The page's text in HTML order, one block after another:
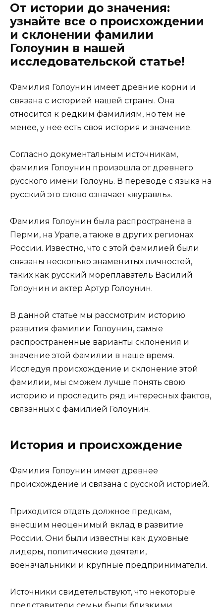
От истории до значения:
узнайте все о происхождении
и склонении фамилии
Голоунин в нашей
исследовательской статье!
Фамилия Голоунин имеет древние корни и
связана с историей нашей страны. Она
относится к редким фамилиям, но тем не
менее, у нее есть своя история и значение.
Согласно документальным источникам,
фамилия Голоунин произошла от древнего
русского имени Голоунь. В переводе с языка на
русский это слово означает «журавль».
Фамилия Голоунин была распространена в
Перми, на Урале, а также в других регионах
России. Известно, что с этой фамилией были
связаны несколько знаменитых личностей,
таких как русский мореплаватель Василий
Голоунин и актер Артур Голоунин.
В данной статье мы рассмотрим историю
развития фамилии Голоунин, самые
распространенные варианты склонения и
значение этой фамилии в наше время.
Исследуя происхождение и склонение этой
фамилии, мы сможем лучше понять свою
историю и проследить ряд интересных фактов,
связанных с фамилией Голоунин.
История и происхождение
Фамилия Голоунин имеет древнее
происхождение и связана с русской историей.
Приходится отдать должное предкам,
внесшим неоценимый вклад в развитие
России. Они были известны как духовные
лидеры, политические деятели,
военачальники и крупные предприниматели.
Источники свидетельствуют, что некоторые